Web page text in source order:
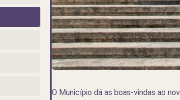
O Município dá as boas-vindas ao